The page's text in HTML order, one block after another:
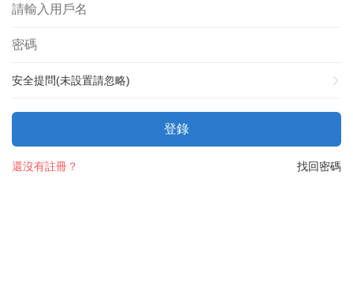
安全提問(未設置請忽略)
登錄
找回密碼
還沒有註冊？